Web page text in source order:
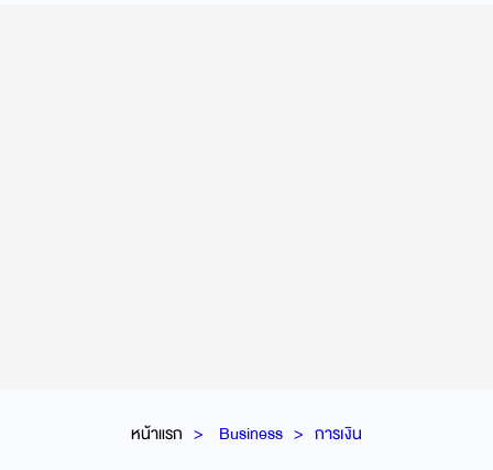
หน้าแรก Business การเงิน